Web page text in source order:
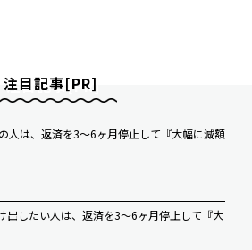
注目記事[PR]
人は、返済を3～6ヶ月停止して『大幅に減額
出したい人は、返済を3～6ヶ月停止して『大